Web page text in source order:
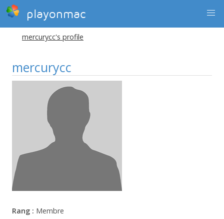
playonmac
mercurycc's profile
mercurycc
Rang : Membre